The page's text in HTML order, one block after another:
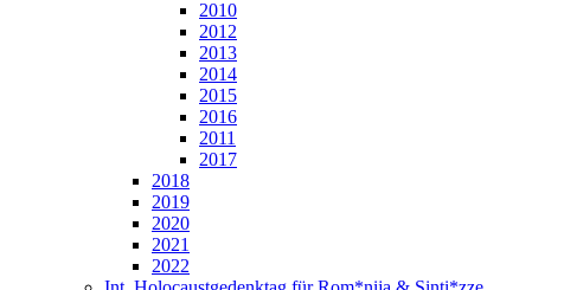
2010
2012
2013
2014
2015
2016
2011
2017
2018
2019
2020
2021
2022